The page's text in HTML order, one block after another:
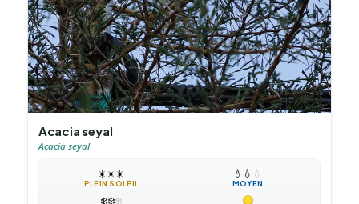
Acacia seyal
Acacia seyal
☀️☀️☀️
PLEIN SOLEIL
💧 💧 💧
MOYEN
❄️❄️❄️